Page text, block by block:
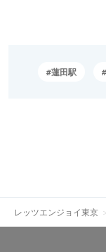
蓮田駅
レッツエンジョイ東京